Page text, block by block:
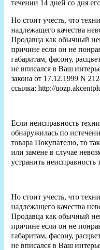
течении 14 дней со дня
Но стоит учесть, что
надлежащего качества
Продавца как обычный
причине если он не
габаритам, фасону,
не вписался в Ваш
закона от 17.12.1999 N
ссылка: http://
Если неисправность
обнаружилась по
товара Покупателю, то
или замене в случае
устранить неисправность
Но стоит учесть, что
надлежащего качества
Продавца как обычный
причине если он не
габаритам, фасону,
не вписался в Ваш